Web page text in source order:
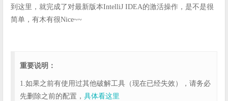
到这里，就完成了对最新版本IntelliJ IDEA的激活操作，是不是很
简单，有木有很Nice~~
重要说明：
1.如果之前有使用过其他破解工具（现在已经失效），请务必
先删除之前的配置， 具体看这里